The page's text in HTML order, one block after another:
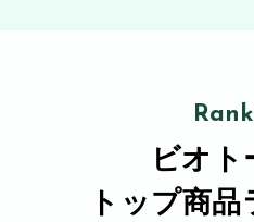
ビオト
トップ商